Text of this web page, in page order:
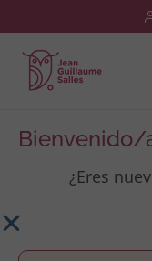
Bienvenido/
¿Eres